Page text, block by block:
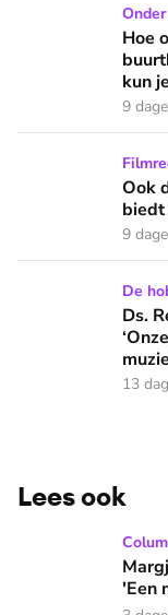
Hoe overleef je
Hoe
kun
9
Ook de
Ook
9
Ds. Renate De
Ds.
13
Lees ook
Margje over
'Een